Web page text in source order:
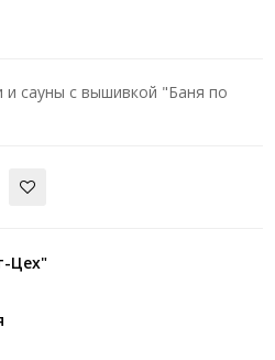
сауны с вышивкой "Баня по
Цех"